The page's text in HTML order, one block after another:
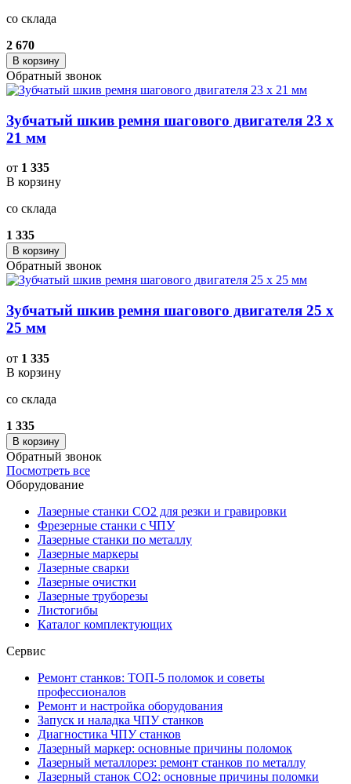
со склада
2 670
В корзину
Обратный звонок
Зубчатый шкив ремня шагового двигателя 23 x
21 мм
от 1 335
В корзину
со склада
1 335
В корзину
Обратный звонок
Зубчатый шкив ремня шагового двигателя 25 x
25 мм
от 1 335
В корзину
со склада
1 335
В корзину
Обратный звонок
Посмотреть все
Оборудование
Лазерные станки CO2 для резки и гравировки
Фрезерные станки с ЧПУ
Лазерные станки по металлу
Лазерные маркеры
Лазерные сварки
Лазерные очистки
Лазерные труборезы
Листогибы
Каталог комплектующих
Сервис
Ремонт станков: ТОП-5 поломок и советы
профессионалов
Ремонт и настройка оборудования
Запуск и наладка ЧПУ станков
Диагностика ЧПУ станков
Лазерный маркер: основные причины поломок
Лазерный металлорез: ремонт станков по металлу
Лазерный станок СО2: основные причины поломки